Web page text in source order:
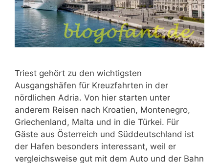
Triest gehört zu den wichtigsten
Ausgangshäfen für Kreuzfahrten in der
nördlichen Adria. Von hier starten unter
anderem Reisen nach Kroatien, Montenegro,
Griechenland, Malta und in die Türkei. Für
Gäste aus Österreich und Süddeutschland ist
der Hafen besonders interessant, weil er
vergleichsweise gut mit dem Auto und der Bahn